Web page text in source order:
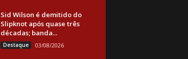
Sid Wilson é demitido do
Slipknot após quase três
décadas; banda...
Destaque 03/08/2026